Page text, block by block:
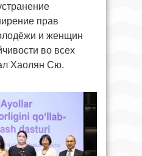
прав
и женщин
во всех
Хаолян Сю.